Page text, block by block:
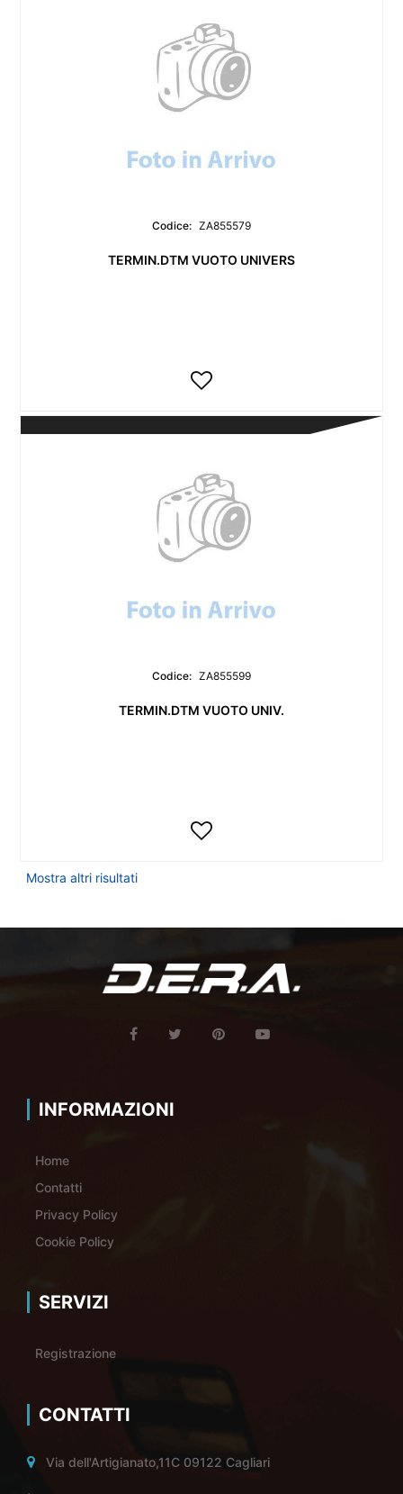
Codice: ZA855579
TERMIN.DTM VUOTO UNIVERS
Codice: ZA855599
TERMIN.DTM VUOTO UNIV.
Mostra altri risultati
INFORMAZIONI
Home
Contatti
Privacy Policy
Cookie Policy
SERVIZI
Registrazione
CONTATTI
Via dell'Artigianato,11C 09122 Cagliari